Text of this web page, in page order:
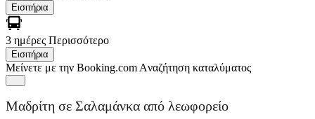
Εισιτήρια
3 ημέρες Περισσότερο
Εισιτήρια
Μείνετε με την Booking.com Aναζήτηση καταλύματος
Μαδρίτη σε Σαλαμάνκα από λεωφορείο